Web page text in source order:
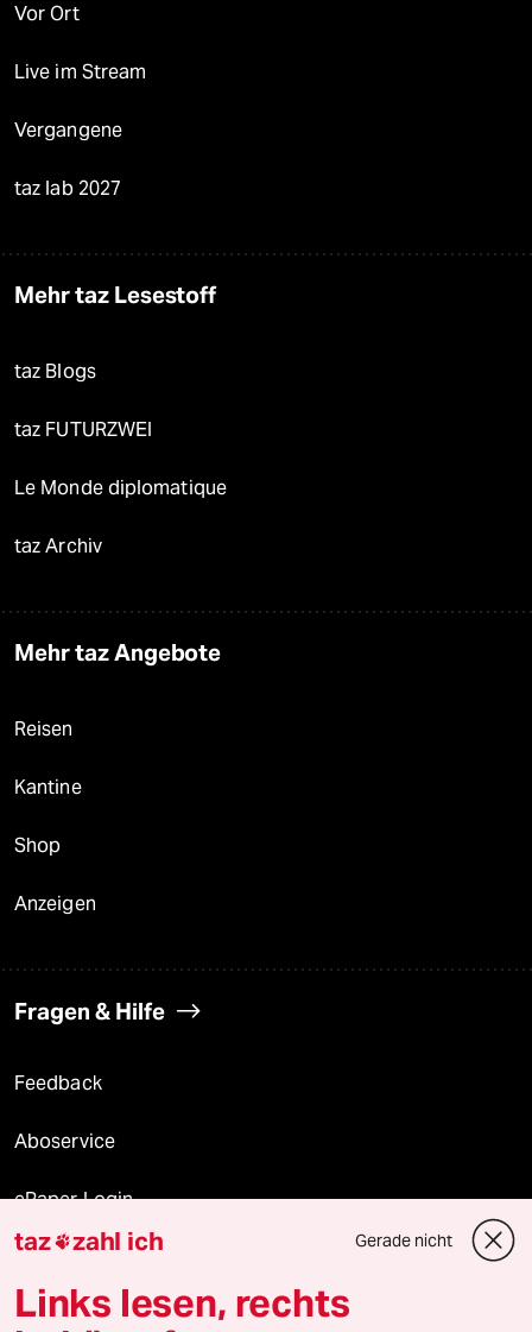
Vor Ort
Live im Stream
Vergangene
taz lab 2027
Mehr taz Lesestoff
taz Blogs
taz FUTURZWEI
Le Monde diplomatique
taz Archiv
Mehr taz Angebote
Reisen
Kantine
Shop
Anzeigen
Fragen & Hilfe
Feedback
Aboservice
ePaper Login
Downloads für Abonnierende
taz zahl ich Gerade nicht
Links lesen, rechts